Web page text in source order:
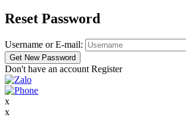
Reset Password
Username or E-mail:
Don't have an account Register
x
x